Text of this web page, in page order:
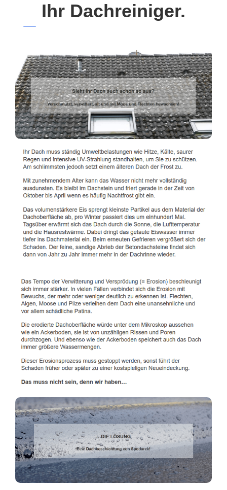
Ihr Dachreiniger.